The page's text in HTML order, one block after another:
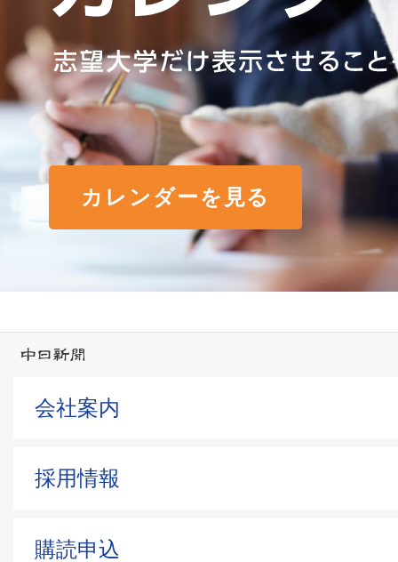
カレンダーを見る
会社案内
採用情報
購読申込